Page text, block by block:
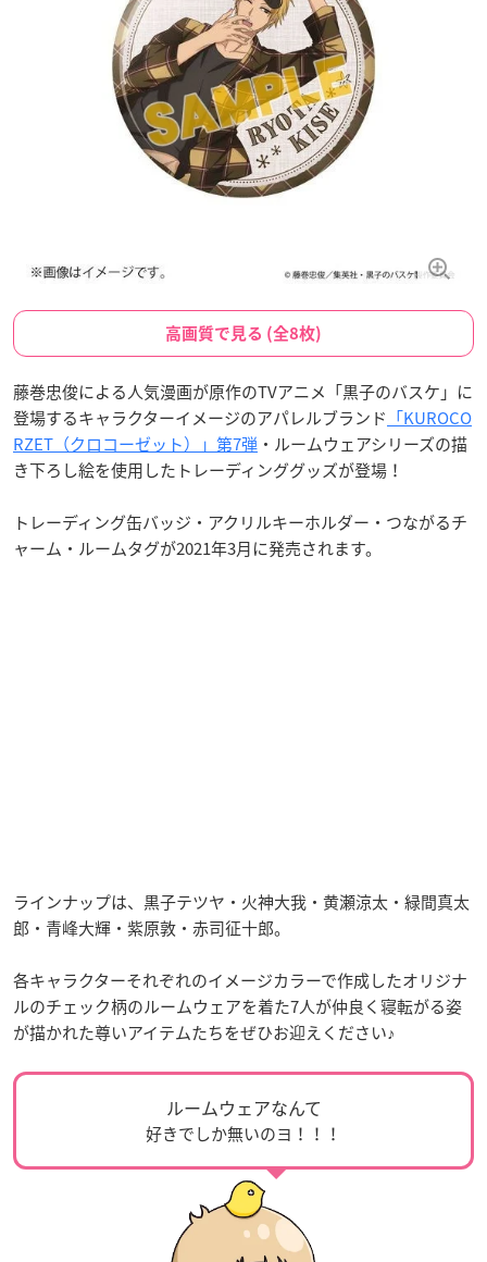
高画質で見る (全8枚)
藤巻忠俊による人気漫画が原作のTVアニメ「黒子のバスケ」に
登場するキャラクターイメージのアパレルブランド 「KUROCO
RZET（クロコーゼット）」第7弾 ・ルームウェアシリーズの描
き下ろし絵を使用したトレーディンググッズが登場！
トレーディング缶バッジ・アクリルキーホルダー・つながるチ
ャーム・ルームタグが2021年3月に発売されます。
ラインナップは、黒子テツヤ・火神大我・黄瀬涼太・緑間真太
郎・青峰大輝・紫原敦・赤司征十郎。
各キャラクターそれぞれのイメージカラーで作成したオリジナ
ルのチェック柄のルームウェアを着た7人が仲良く寝転がる姿
が描かれた尊いアイテムたちをぜひお迎えください♪
ルームウェアなんて
好きでしか無いのヨ！！！